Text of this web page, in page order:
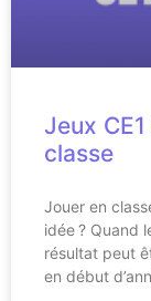
Jeux
classe
Jouer en
idée ? Quand
résultat peut
en début